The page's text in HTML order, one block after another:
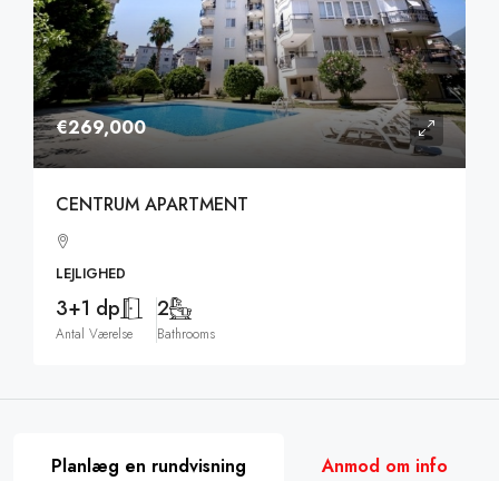
€269,000
CENTRUM APARTMENT
LEJLIGHED
3+1 dp
Antal Værelse
2
Bathrooms
Planlæg en rundvisning Anmod om info